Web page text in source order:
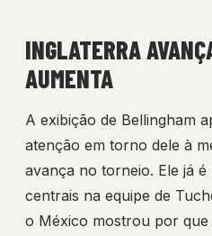
INGLATERRA
AUMENTA
A exibição de Bellingham
atenção em torno dele à
avança no torneio. Ele já é
centrais na equipe de
o México mostrou por